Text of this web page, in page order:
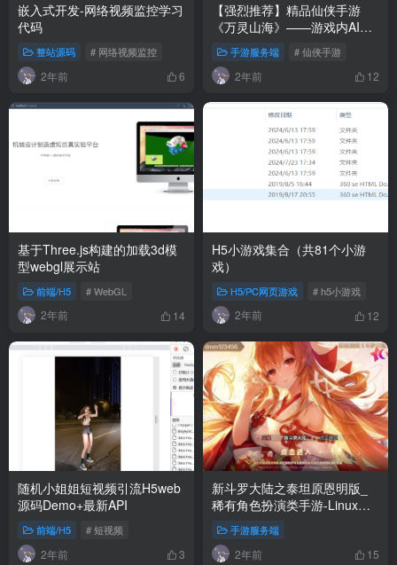
嵌入式开发-网络视频监控学习
代码
整站源码 # 网络视频监控
2年前 6
【强烈推荐】精品仙侠手游
《万灵山海》——游戏内AI假
人陪玩、无BUG、本地单机&
联机双模式、精美画风、玩法
超多、配置简单的全后台系统
手游服务端 # 仙侠手游
2年前 12
基于Three.js构建的加载3d模
型webgl展示站
前端/H5 # WebGL
2年前 14
H5小游戏集合（共81个小游
戏）
H5/PC网页游戏 # h5小游戏
2年前 12
随机小姐姐短视频引流H5web
源码Demo+最新API
前端/H5 # 短视频
2年前 3
新斗罗大陆之泰坦原恩明版_
稀有角色扮演类手游-Linux服
务端源码视频架设教程-GM后
台-安卓端
手游服务端
2年前 15